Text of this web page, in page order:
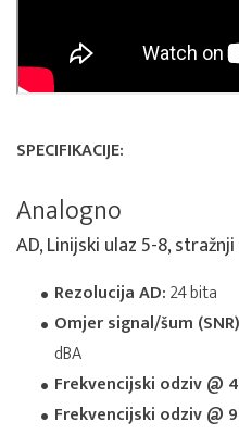
SPECIFIKACIJE:
Analogno
AD, Linijski ulaz 5-8,
Rezolucija AD:24 bita
Omjer signal/šum
dBA
Frekvencijski odziv @
Frekvencijski odziv @